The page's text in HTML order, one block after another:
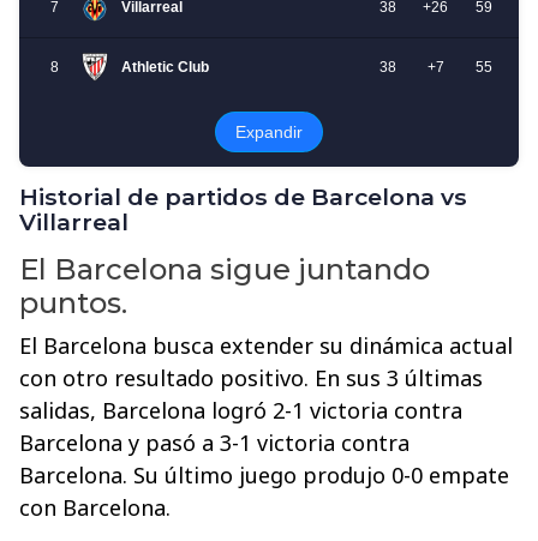
Historial de partidos de Barcelona vs
Villarreal
El Barcelona sigue juntando
puntos.
El Barcelona busca extender su dinámica actual
con otro resultado positivo. En sus 3 últimas
salidas, Barcelona logró 2-1 victoria contra
Barcelona y pasó a 3-1 victoria contra
Barcelona. Su último juego produjo 0-0 empate
con Barcelona.